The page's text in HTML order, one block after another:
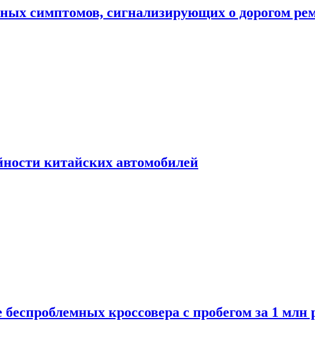
симптомов, сигнализирующих о дорогом
китайских автомобилей
кроссовера с пробегом за 1 млн